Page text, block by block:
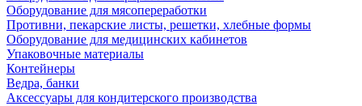
Оборудование для мясопереработки
Противни, пекарские листы, решетки, хлебные формы
Оборудование для медицинских кабинетов
Упаковочные материалы
Контейнеры
Ведра, банки
Аксессуары для кондитерского производства